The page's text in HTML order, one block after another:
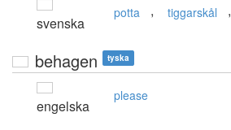
svenska
potta , tiggarskål ,
behagen tyska
engelska
please